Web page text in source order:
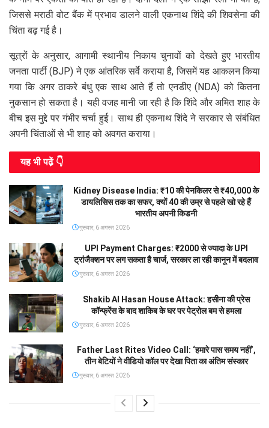
जिससे मराठी वोट बैंक में प्रभाव डालने वाली एकनाथ शिंदे की शिवसेना की
चिंता बढ़ गई है।
सूत्रों के अनुसार, आगामी स्थानीय निकाय चुनावों को देखते हुए भारतीय
जनता पार्टी (BJP) ने एक आंतरिक सर्वे कराया है, जिसमें यह आकलन किया
गया कि अगर ठाकरे बंधु एक साथ आते हैं तो एनडीए (NDA) को कितना
नुकसान हो सकता है। यही वजह मानी जा रही है कि शिंदे और अमित शाह के
बीच इस मुद्दे पर गंभीर चर्चा हुई। साथ ही एकनाथ शिंदे ने सरकार से संबंधित
अपनी चिंताओं से भी शाह को अवगत कराया।
यह भी पढे़ं 👇
Kidney Disease India: ₹10 की पेनकिलर से ₹40,000 के
डायलिसिस तक का सफर, क्यों 40 की उम्र से पहले खो रहे हैं
भारतीय अपनी किडनी
गुरूवार, 6 अगस्त 2026
UPI Payment Charges: ₹2000 से ज्यादा के UPI
ट्रांजैक्शन पर लग सकता है चार्ज, सरकार ला रही कानून में बदलाव
गुरूवार, 6 अगस्त 2026
Shakib Al Hasan House Attack: हसीना की प्रेस
कॉन्फ्रेंस के बाद शाकिब के घर पर पेट्रोल बम से हमला
गुरूवार, 6 अगस्त 2026
Father Last Rites Video Call: ‘हमारे पास समय नहीं’,
तीन बेटियों ने वीडियो कॉल पर देखा पिता का अंतिम संस्कार
गुरूवार, 6 अगस्त 2026